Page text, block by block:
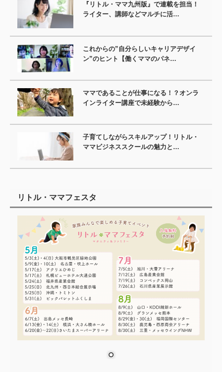
『リトル・ママ九州版』で連載を担当！
ライター、講師などマルチに活…
これからの”自分らしいキャリアデザイ
ン”のヒント【働くママのパネ…
ママであることが仕事になる！？オンラ
インライター講座で未経験から…
子育てしながらスキルアップ！リトル・
ママビジネススクールの魅力と…
リトル・ママフェスタ